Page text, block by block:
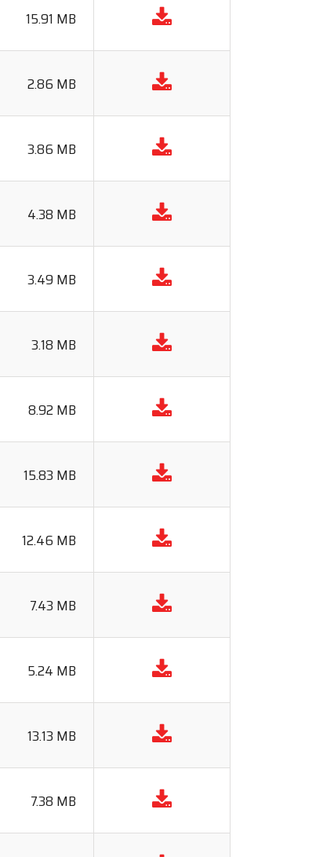
15.91 MB
2.86 MB
3.86 MB
4.38 MB
3.49 MB
3.18 MB
8.92 MB
15.83 MB
12.46 MB
7.43 MB
5.24 MB
13.13 MB
7.38 MB